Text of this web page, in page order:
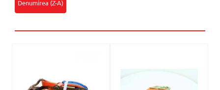
Denumirea (Z-A)